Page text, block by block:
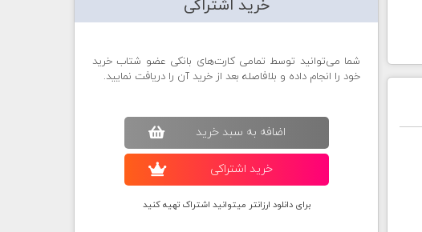
خرید اشتراکی
شما می‌توانید توسط تمامی کارت‌های بانکی عضو شتاب خرید
خود را انجام داده و بلافاصله بعد از خرید آن را دریافت نمایید.
اضافه به سبد خريد
خريد اشتراکی
برای دانلود ارزانتر میتوانید اشتراک تهیه کنید